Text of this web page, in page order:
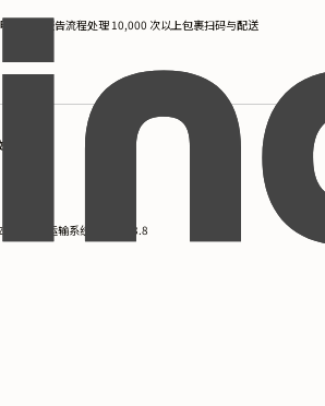
和异常报告流程处理 10,000 次以上包裹扫码与配送
管理、运输系统。GPA：3.8